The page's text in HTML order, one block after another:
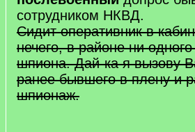
сотрудником НКВД.
Сидит оперативник в
нечего, в районе ни
шпиона. Дай-ка я вызову
ранее бывшего в плену и
шпионаж.